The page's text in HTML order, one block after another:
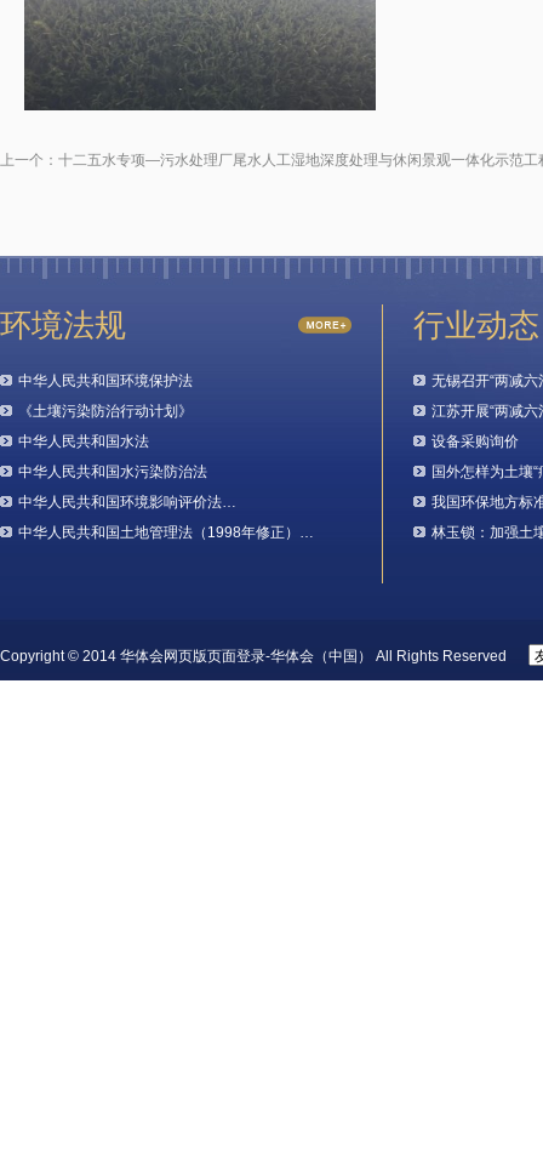
上一个： 十二五水专项—污水处理厂尾水人工湿地深度处理与休闲景观一体化示范工
环境法规
中华人民共和国环境保护法
《土壤污染防治行动计划》
中华人民共和国水法
中华人民共和国水污染防治法
中华人民共和国环境影响评价法…
中华人民共和国土地管理法（1998年修正）…
行业动态
无锡召开“两减
江苏开展“两减
设备采购询价
国外怎样为土壤“
我国环保地方标
林玉锁：加强土
Copyright © 2014 华体会网页版页面登录-华体会（中国） All Rights Reserved